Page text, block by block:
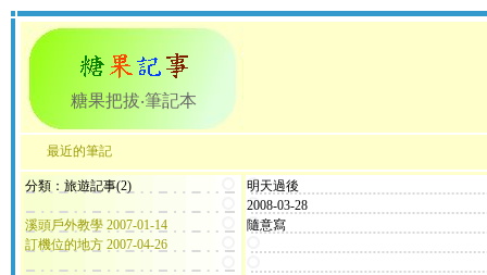
糖果把拔‧筆記本
最近的筆記
分類：旅遊記事(2)
溪頭戶外教學 2007-01-14
訂機位的地方 2007-04-26
明天過後
2008-03-28
隨意寫